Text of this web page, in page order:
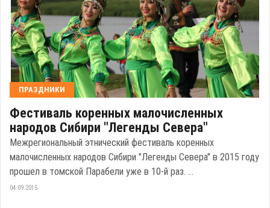
ПРАЗДНИКИ
Фестиваль коренных малочисленных
народов Сибири "Легенды Севера"
Межрегиональный этнический фестиваль коренных
малочисленных народов Сибири "Легенды Севера" в 2015 году
прошел в томской Парабели уже в 10-й раз. ...
04.09.2015